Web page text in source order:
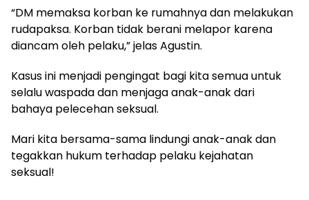
“DM memaksa korban ke rumahnya dan melakukan
rudapaksa. Korban tidak berani melapor karena
diancam oleh pelaku,” jelas Agustin.
Kasus ini menjadi pengingat bagi kita semua untuk
selalu waspada dan menjaga anak-anak dari
bahaya pelecehan seksual.
Mari kita bersama-sama lindungi anak-anak dan
tegakkan hukum terhadap pelaku kejahatan
seksual!